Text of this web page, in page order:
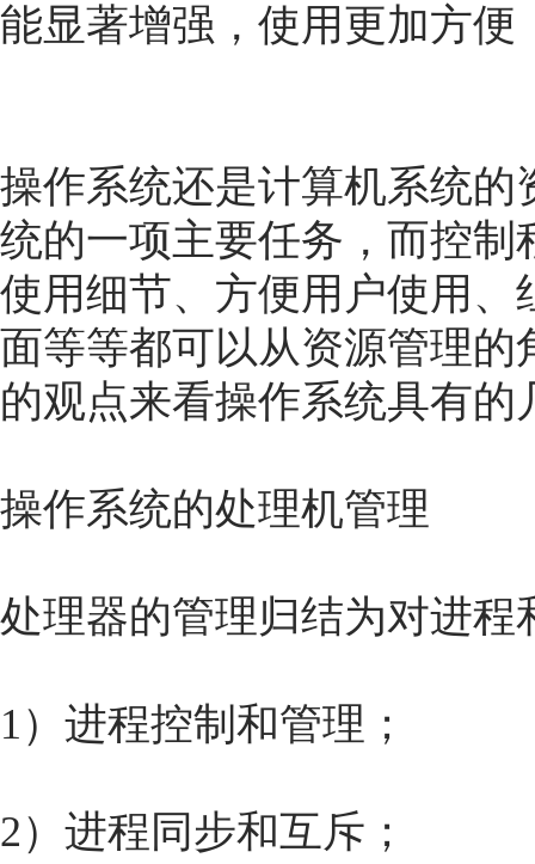
能显著增强，使用更加方
操作系统还是计算机系统
统的一项主要任务，而控
使用细节、方便用户使用
面等等都可以从资源管理
的观点来看操作系统具有的
操作系统的处理机管理
处理器的管理归结为对进程
1）进程控制和管理；
2）进程同步和互斥；